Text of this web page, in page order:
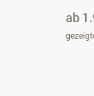
ab